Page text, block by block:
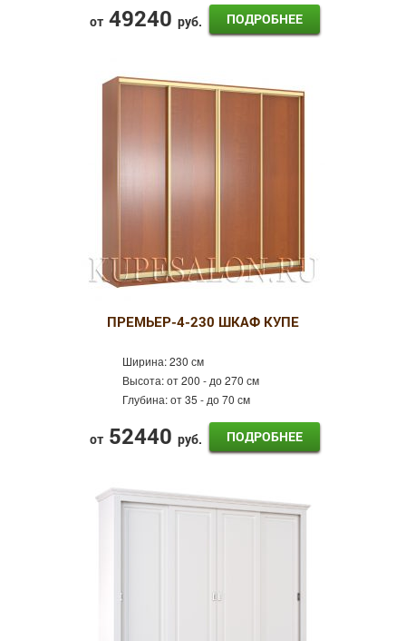
от 49240 руб. ПОДРОБНЕЕ
ПРЕМЬЕР-4-230 ШКАФ КУПЕ
Ширина:230 см
Высота:от 200 - до 270 см
Глубина:от 35 - до 70 см
от 52440 руб. ПОДРОБНЕЕ